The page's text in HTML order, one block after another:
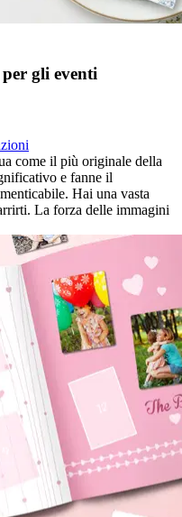
gli eventi
come il più originale della
e fanne il
Hai una vasta
La forza delle immagini